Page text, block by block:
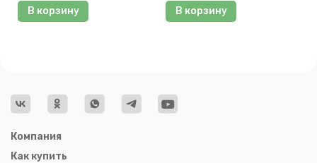
В корзину В корзину
Компания
Как купить